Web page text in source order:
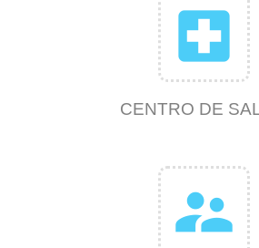
local_hospital
CENTRO DE
supervisor_account